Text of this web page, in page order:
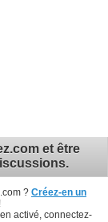
et être
? Créez-en un
activé, connectez-